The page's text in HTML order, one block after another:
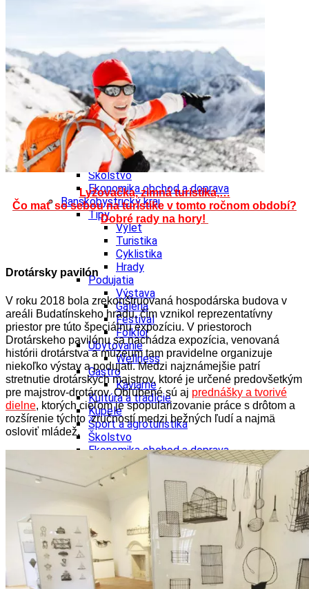
Galéria
Festival
Folklór
Koncert
Ubytovanie
Pobyty
Wellness
Gastro
Kultúra a tradície
Kúpele
Šport a agroturistika
Školstvo
Ekonomika obchod a doprava
Banskobystrický kraj
Tipy
Výlet
Turistika
Cyklistika
Hrady
Podujatia
Výstava
Galéria
Festival
Folklór
Ubytovanie
Wellness
Gastro
Kaviarne
Kultúra a tradície
Kúpele
Šport a agroturistika
Školstvo
Ekonomika obchod a doprava
Tipy
Turistika
Cyklistika
Hrady
Podujatia
Výstava
Galéria
Divadlo
Lyžovačka, zimná turistika,…
Čo mať so sebou na turistike v tomto ročnom období?
Dobré rady na hory!
Drotársky pavilón
V roku 2018 bola zrekonštruovaná hospodárska budova v
areáli Budatínskeho hradu, čím vznikol reprezentatívny
priestor pre túto špeciálnu expozíciu. V priestoroch
Drotárskeho pavilónu sa nachádza expozícia, venovaná
histórii drotárstva a múzeum tam pravidelne organizuje
niekoľko výstav a podujatí. Medzi najznámejšie patrí
stretnutie drotárskych majstrov, ktoré je určené predovšetkým
pre majstrov-drotárov. Obľúbené sú aj prednášky a tvorivé
dielne, ktorých cieľom je spopularizovanie práce s drôtom a
rozšírenie týchto zručností medzi bežných ľudí a najmä
osloviť mládež.